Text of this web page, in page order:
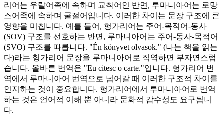
리어는 우랄어족에 속하며 교착어인 반면, 루마니아어는 로망
스어족에 속하며 굴절어입니다. 이러한 차이는 문장 구조에 큰
영향을 미칩니다. 예를 들어, 헝가리어는 주어-목적어-동사
(SOV) 구조를 선호하는 반면, 루마니아어는 주어-동사-목적어
(SVO) 구조를 따릅니다. "Én könyvet olvasok." (나는 책을 읽는
다)라는 헝가리어 문장을 루마니아어로 직역하면 부자연스럽
습니다. 올바른 번역은 "Eu citesc o carte."입니다. 헝가리어 번
역에서 루마니아어 번역으로 넘어갈 때 이러한 구조적 차이를
인지하는 것이 중요합니다. 헝가리어에서 루마니아어로 번역
하는 것은 언어적 이해 뿐 아니라 문화적 감수성도 요구됩니
다.